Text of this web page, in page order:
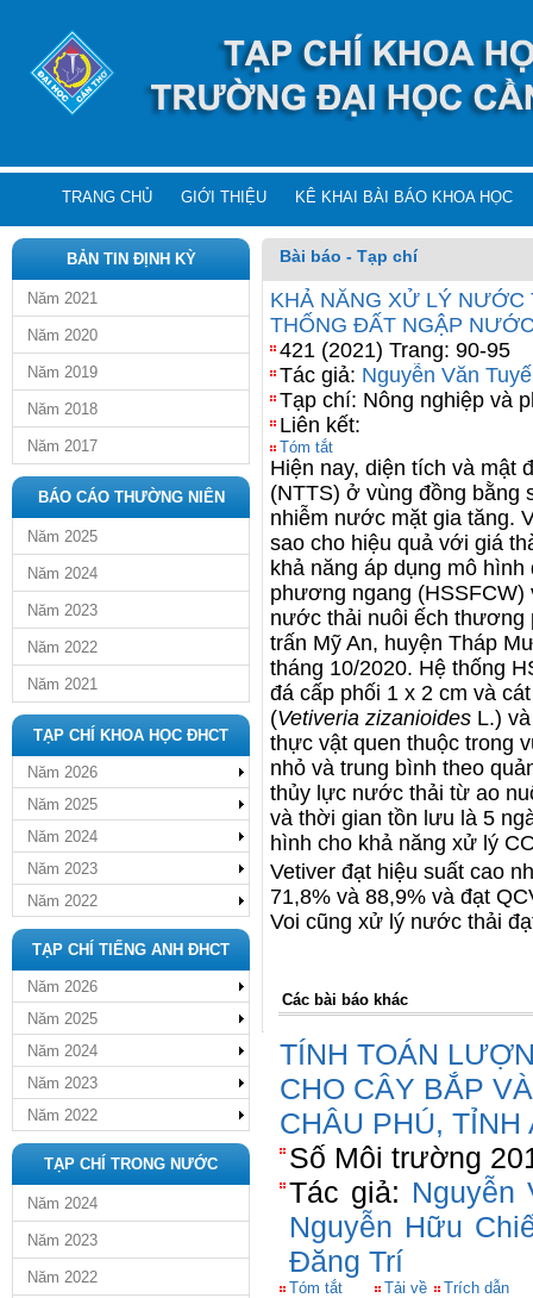
TRANG CHỦ GIỚI THIỆU KÊ KHAI BÀI BÁO KHOA HỌC
BẢN TIN ĐỊNH KỲ
Năm 2021
Năm 2020
Năm 2019
Năm 2018
Năm 2017
BÁO CÁO THƯỜNG NIÊN
Năm 2025
Năm 2024
Năm 2023
Năm 2022
Năm 2021
TẠP CHÍ KHOA HỌC ĐHCT
Năm 2026
Năm 2025
Năm 2024
Năm 2023
Năm 2022
TẠP CHÍ TIẾNG ANH ĐHCT
Năm 2026
Năm 2025
Năm 2024
Năm 2023
Năm 2022
TẠP CHÍ TRONG NƯỚC
Năm 2024
Năm 2023
Năm 2022
Bài báo - Tạp chí
KHẢ NĂNG XỬ LÝ NƯỚC
THỐNG ĐẤT NGẬP
421 (2021) Trang: 90-95
Tác giả: Nguyễn Văn
Tạp chí: Nông nghiệp và
Liên kết:
Tóm tắt
Hiện nay, diện tích và mật
(NTTS) ở vùng đồng bằng
nhiễm nước mặt gia tăng.
sao cho hiệu quả với giá
khả năng áp dụng mô
phương ngang
nước thải nuôi ếch
trấn Mỹ An, huyện Tháp
tháng 10/2020. Hệ thống
đá cấp phối 1 x 2 cm và
(Vetiveria zizanioides L.)
thực vật quen thuộc trong
nhỏ và trung bình theo
thủy lực nước thải từ ao
và thời gian tồn lưu là 5
hình cho khả năng xử lý
Vetiver đạt hiệu suất cao
71,8% và 88,9% và đạt
Voi cũng xử lý nước thải
Các bài báo khác
TÍNH TOÁN
CHO CÂY BẮP
CHÂU PHÚ, TỈNH
Số Môi trường
Tác giả: Nguyễn
Nguyễn Hữu
Đăng Trí
Tóm tắt Tải về Trích dẫn